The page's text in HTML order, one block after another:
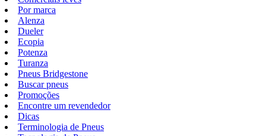
Por marca
Alenza
Dueler
Ecopia
Potenza
Turanza
Pneus Bridgestone
Buscar pneus
Promoções
Encontre um revendedor
Dicas
Terminologia de Pneus